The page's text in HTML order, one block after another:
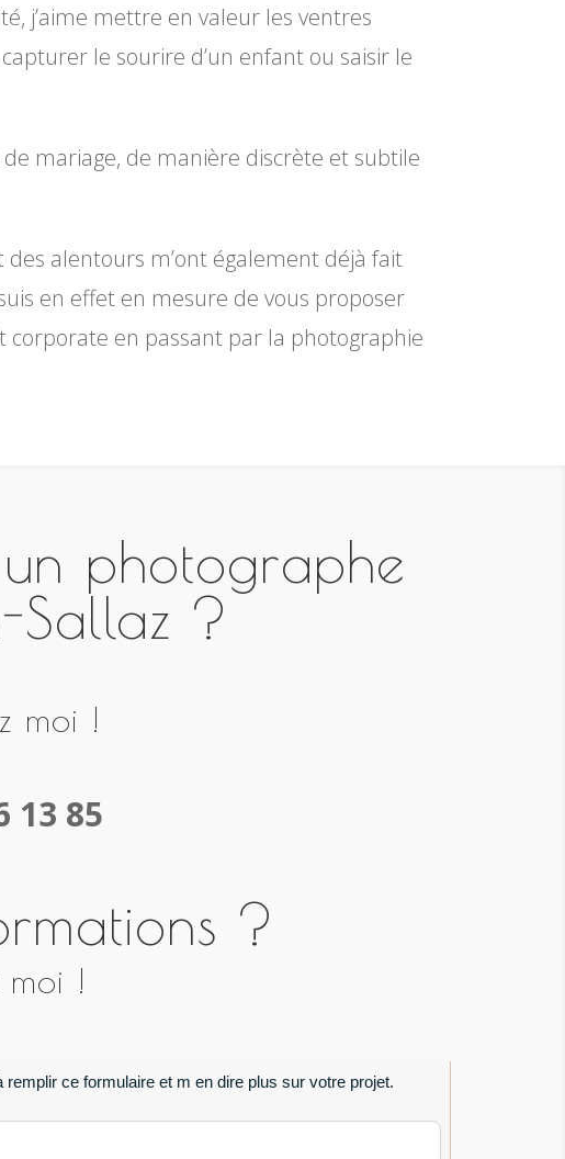
j’aime mettre en valeur les ventres
le sourire d’un enfant ou saisir le
de mariage, de manière discrète et subtile
alentours m’ont également déjà fait
en effet en mesure de vous proposer
en passant par la photographie
photographe
Sallaz ?
moi !
13 85
?
moi !